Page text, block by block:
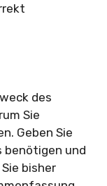
des
Sie
Geben Sie
benötigen und
bisher